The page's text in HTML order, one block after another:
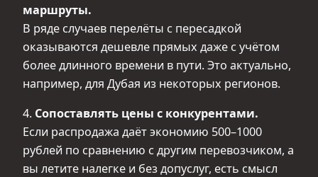
маршруты.
В ряде случаев перелёты с пересадкой
оказываются дешевле прямых даже с учётом
более длинного времени в пути. Это актуально,
например, для Дубая из некоторых регионов.
4. Сопоставлять цены с конкурентами.
Если распродажа даёт экономию 500–1000
рублей по сравнению с другим перевозчиком, а
вы летите налегке и без допуслуг, есть смысл